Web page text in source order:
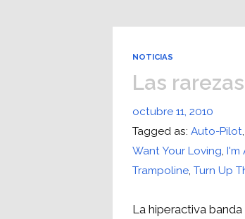
NOTICIAS
Las
octubre 11, 2010
Tagged as:Auto-Pilot
Want Your Loving,I'm
Trampoline,Turn Up
La hiperactiva